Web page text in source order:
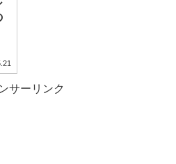
サーリンク